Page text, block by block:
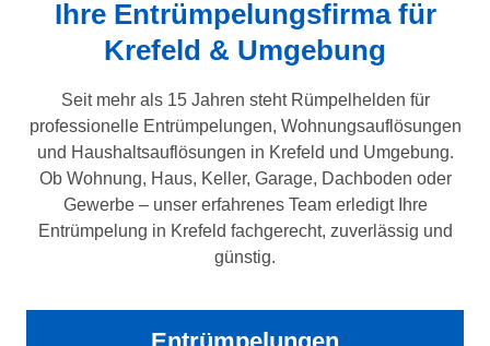
Ihre Entrümpelungsfirma für
Krefeld & Umgebung
Seit mehr als 15 Jahren steht Rümpelhelden für
professionelle Entrümpelungen, Wohnungsauflösungen
und Haushaltsauflösungen in Krefeld und Umgebung.
Ob Wohnung, Haus, Keller, Garage, Dachboden oder
Gewerbe – unser erfahrenes Team erledigt Ihre
Entrümpelung in Krefeld fachgerecht, zuverlässig und
günstig.